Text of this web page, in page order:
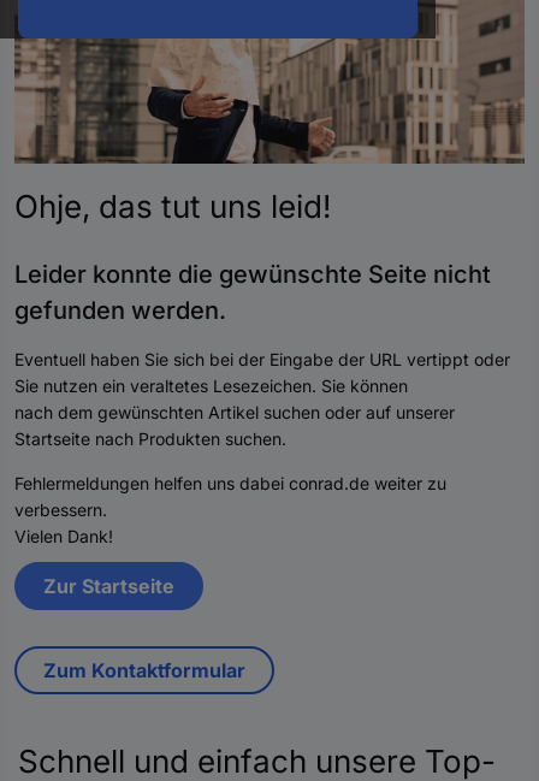
Hst.-
Teile-
Nr.
ein
Ohje, das tut uns leid!
Leider konnte die gewünschte Seite nicht
gefunden werden.
Eventuell haben Sie sich bei der Eingabe der URL vertippt oder
Sie nutzen ein veraltetes Lesezeichen. Sie können
nach dem gewünschten Artikel suchen oder auf unserer
Startseite nach Produkten suchen.
Fehlermeldungen helfen uns dabei conrad.de weiter zu
verbessern.
Vielen Dank!
Zur Startseite
Zum Kontaktformular
Schnell und einfach unsere Top-